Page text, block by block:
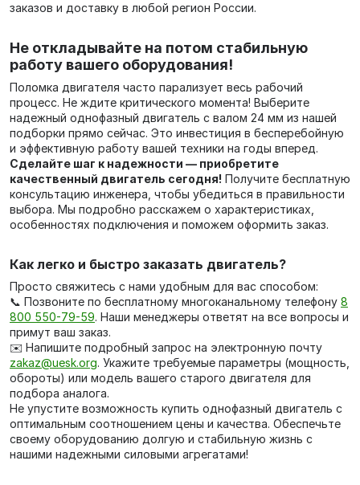
заказов и доставку в любой регион России.
Не откладывайте на потом стабильную
работу вашего оборудования!
Поломка двигателя часто парализует весь рабочий
процесс. Не ждите критического момента! Выберите
надежный однофазный двигатель с валом 24 мм из нашей
подборки прямо сейчас. Это инвестиция в бесперебойную
и эффективную работу вашей техники на годы вперед.
Сделайте шаг к надежности — приобретите
качественный двигатель сегодня! Получите бесплатную
консультацию инженера, чтобы убедиться в правильности
выбора. Мы подробно расскажем о характеристиках,
особенностях подключения и поможем оформить заказ.
Как легко и быстро заказать двигатель?
Просто свяжитесь с нами удобным для вас способом:
📞 Позвоните по бесплатному многоканальному телефону 8
800 550-79-59. Наши менеджеры ответят на все вопросы и
примут ваш заказ.
✉️ Напишите подробный запрос на электронную почту
zakaz@uesk.org. Укажите требуемые параметры (мощность,
обороты) или модель вашего старого двигателя для
подбора аналога.
Не упустите возможность купить однофазный двигатель с
оптимальным соотношением цены и качества. Обеспечьте
своему оборудованию долгую и стабильную жизнь с
нашими надежными силовыми агрегатами!